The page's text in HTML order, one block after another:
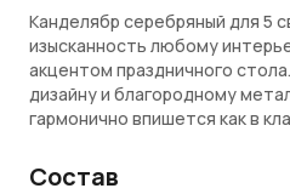
Канделябр серебряный для 5
изысканность любому
акцентом праздничного
дизайну и благородному
гармонично впишется как в
Характеристики:
Состав